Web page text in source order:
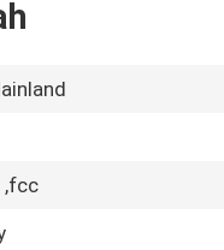
,fcc